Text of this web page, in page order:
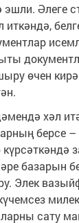
эшли. Әлеге
иткәндә,
өчен
хәл
берсе
базарын
Элек
сату